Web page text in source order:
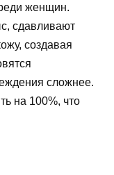
женщин.
сдавливают
создавая
сложнее.
на 100%, что